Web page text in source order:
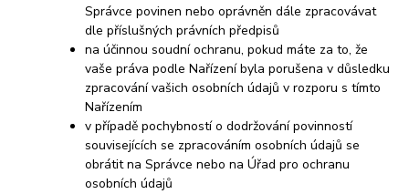
Správce povinen nebo oprávněn dále zpracovávat
dle příslušných právních předpisů
na účinnou soudní ochranu, pokud máte za to, že
vaše práva podle Nařízení byla porušena v důsledku
zpracování vašich osobních údajů v rozporu s tímto
Nařízením
v případě pochybností o dodržování povinností
souvisejících se zpracováním osobních údajů se
obrátit na Správce nebo na Úřad pro ochranu
osobních údajů